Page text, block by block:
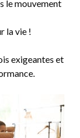
le mouvement
la vie !
exigeantes et